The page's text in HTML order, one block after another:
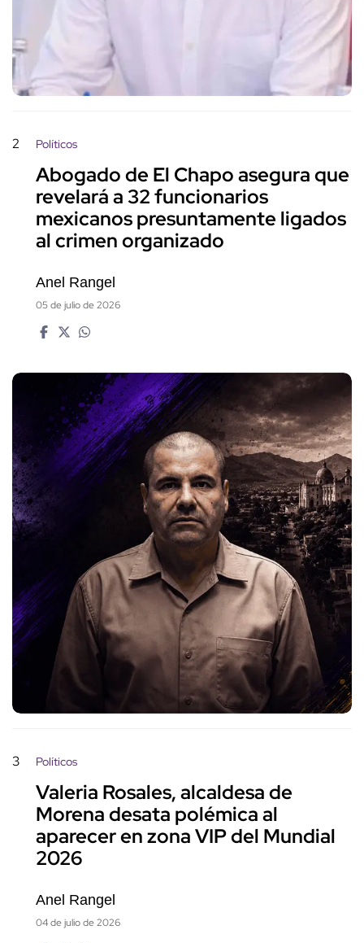
2 Políticos
Abogado de El Chapo asegura que
revelará a 32 funcionarios
mexicanos presuntamente ligados
al crimen organizado
Anel Rangel
05 de julio de 2026
3 Políticos
Valeria Rosales, alcaldesa de
Morena desata polémica al
aparecer en zona VIP del Mundial
2026
Anel Rangel
04 de julio de 2026